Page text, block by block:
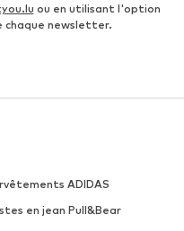
ou en utilisant l'option
chaque newsletter.
ADIDAS
en jean Pull&Bear